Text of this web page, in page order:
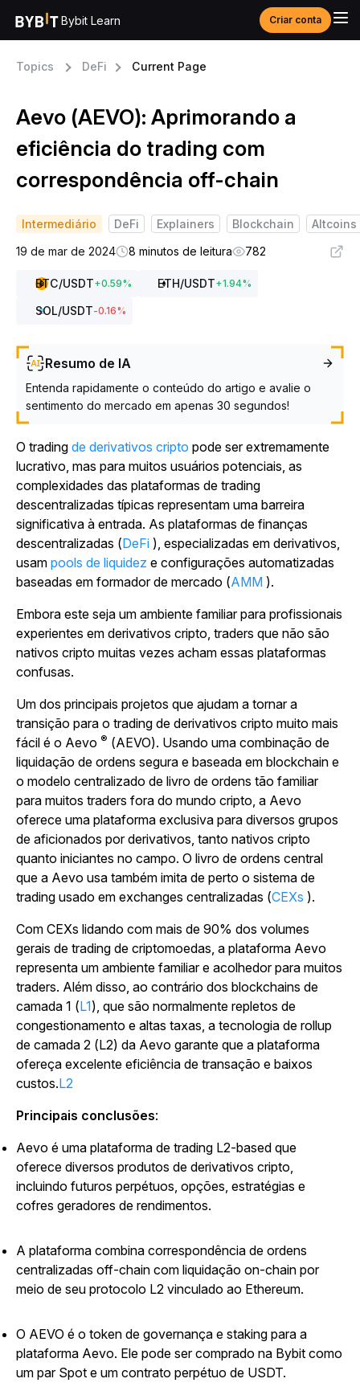
Bybit Learn Criar conta
Topics DeFi Current Page
Aevo (AEVO): Aprimorando a
eficiência do trading com
correspondência off-chain
Intermediário DeFi Explainers Blockchain
Altcoins
19 de mar de 2024
8 minutos de leitura 782
BTC/USDT+0.59% ETH/USDT+1.94%
SOL/USDT-0.16%
Resumo de IA
Entenda rapidamente o conteúdo do artigo e avalie o
sentimento do mercado em apenas 30 segundos!
O trading de derivativos cripto pode ser extremamente
lucrativo, mas para muitos usuários potenciais, as
complexidades das plataformas de trading
descentralizadas típicas representam uma barreira
significativa à entrada. As plataformas de finanças
descentralizadas (DeFi ), especializadas em derivativos,
usam pools de liquidez e configurações automatizadas
baseadas em formador de mercado (AMM ).
Embora este seja um ambiente familiar para profissionais
experientes em derivativos cripto, traders que não são
nativos cripto muitas vezes acham essas plataformas
confusas.
Um dos principais projetos que ajudam a tornar a
transição para o trading de derivativos cripto muito mais
fácil é o Aevo ® (AEVO). Usando uma combinação de
liquidação de ordens segura e baseada em blockchain e
o modelo centralizado de livro de ordens tão familiar
para muitos traders fora do mundo cripto, a Aevo
oferece uma plataforma exclusiva para diversos grupos
de aficionados por derivativos, tanto nativos cripto
quanto iniciantes no campo. O livro de ordens central
que a Aevo usa também imita de perto o sistema de
trading usado em exchanges centralizadas (CEXs ).
Com CEXs lidando com mais de 90% dos volumes
gerais de trading de criptomoedas, a plataforma Aevo
representa um ambiente familiar e acolhedor para muitos
traders. Além disso, ao contrário dos blockchains de
camada 1 (L1), que são normalmente repletos de
congestionamento e altas taxas, a tecnologia de rollup
de camada 2 (L2) da Aevo garante que a plataforma
ofereça excelente eficiência de transação e baixos
custos.L2
Principais conclusões:
Aevo é uma plataforma de trading L2-based que
oferece diversos produtos de derivativos cripto,
incluindo futuros perpétuos, opções, estratégias e
cofres geradores de rendimentos.
A plataforma combina correspondência de ordens
centralizadas off-chain com liquidação on-chain por
meio de seu protocolo L2 vinculado ao Ethereum.
O AEVO é o token de governança e staking para a
plataforma Aevo. Ele pode ser comprado na Bybit como
um par Spot e um contrato perpétuo de USDT.